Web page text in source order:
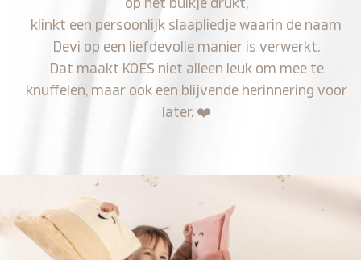
op het buikje drukt,
klinkt een persoonlijk slaapliedje waarin de naam
Devi op een liefdevolle manier is verwerkt.
Dat maakt KOES niet alleen leuk om mee te
knuffelen, maar ook een blijvende herinnering voor
later. ❤️